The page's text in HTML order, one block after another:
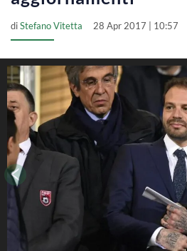
diStefano Vitetta 28 Apr 2017 | 10:57